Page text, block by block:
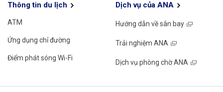
Thông tin du lịch
ATM
Ứng dụng chỉ đường
Điểm phát sóng Wi-Fi
Dịch vụ của ANA
Hướng dẫn về sân bay
Trải nghiệm ANA
Dịch vụ phòng chờ ANA